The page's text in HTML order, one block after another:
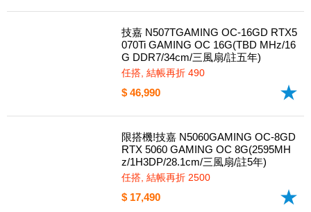
5060 EAGLE OC ICE 8G 白(2550MH
z/1H3DP/20.8cm/雙風扇/註5年)
任搭, 結帳再折 490
$ 16,990
070Ti GAMING OC 16G(TBD MHz/16
G DDR7/34cm/三風扇/註五年)
任搭, 結帳再折 490
$ 46,990